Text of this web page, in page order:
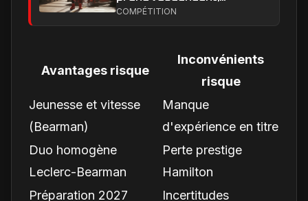
Leclerc sous pression
COMPÉTITION
Avantages risque
Inconvénients
risque
Jeunesse et vitesse
(Bearman)
Manque
d'expérience en titre
Duo homogène
Leclerc-Bearman
Perte prestige
Hamilton
Préparation 2027
Incertitudes